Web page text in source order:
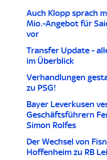
Auch Klopp sprach
Mio.-Angebot für
vor
Transfer Update -
im Überblick
Verhandlungen
zu PSG!
Bayer Leverkusen
Geschäftsführern
Simon Rolfes
Der Wechsel von
Hoffenheim zu RB